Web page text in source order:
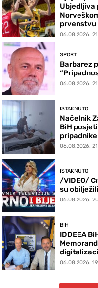
Ubjedljiva
prvenstvu
06.08.2026.
SPORT
Barbarez
06.08.2026.
ISTAKNUTO
Načelnik
BiH
pripadnike
06.08.2026.
ISTAKNUTO
/VIDEO/
su
06.08.2026.
BIH
IDDEEA
06.08.2026.